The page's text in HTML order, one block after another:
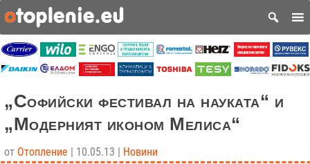
„Софийски фестивал на науката“ и
„Модерният иконом Мелиса“
от Отопление | 10.05.13 | Новини